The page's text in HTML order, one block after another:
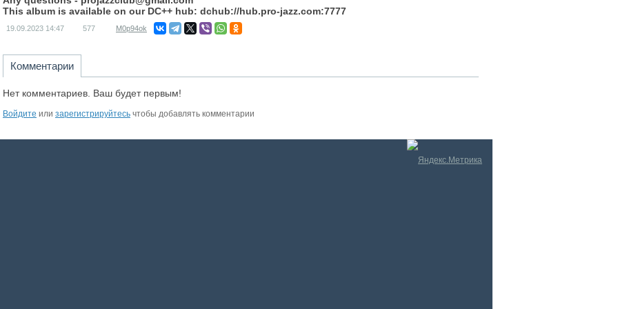
This album is available on our DC++ hub: dchub://hub.pro-jazz.com:7777
19.09.2023 14:47 577 M0p94ok
Комментарии
Нет комментариев. Ваш будет первым!
Войдите или зарегистрируйтесь чтобы добавлять комментарии